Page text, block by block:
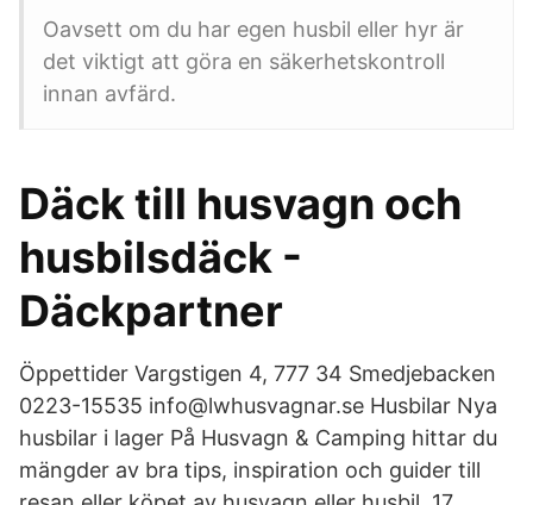
Oavsett om du har egen husbil eller hyr är
det viktigt att göra en säkerhetskontroll
innan avfärd.
Däck till husvagn och
husbilsdäck -
Däckpartner
Öppettider Vargstigen 4, 777 34 Smedjebacken
0223-15535 info@lwhusvagnar.se Husbilar Nya
husbilar i lager På Husvagn & Camping hittar du
mängder av bra tips, inspiration och guider till